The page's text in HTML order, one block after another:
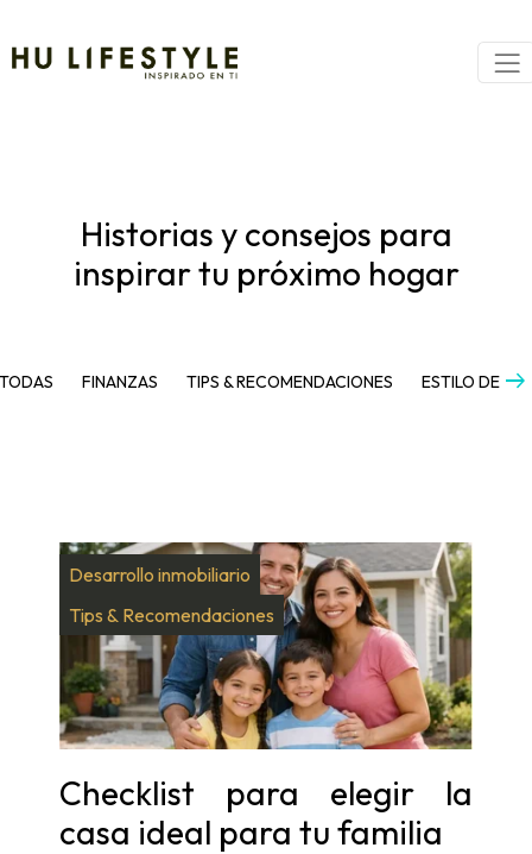
Historias y consejos para
inspirar tu próximo hogar
TODAS FINANZAS TIPS & RECOMENDACIONES ESTILO DE arrow_right_alt
Desarrollo inmobiliario
Tips & Recomendaciones
Checklist para elegir la
casa ideal para tu familia